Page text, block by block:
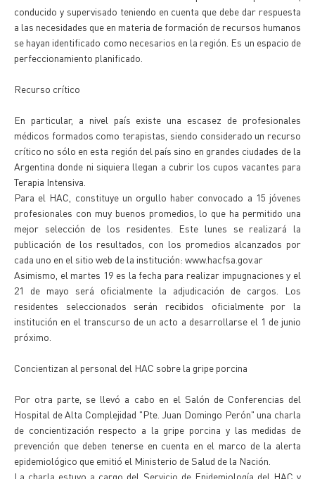
conducido y supervisado teniendo en cuenta que debe dar respuesta
a las necesidades que en materia de formación de recursos humanos
se hayan identificado como necesarios en la región. Es un espacio de
perfeccionamiento planificado.
Recurso crítico
En particular, a nivel país existe una escasez de profesionales
médicos formados como terapistas, siendo considerado un recurso
crítico no sólo en esta región del país sino en grandes ciudades de la
Argentina donde ni siquiera llegan a cubrir los cupos vacantes para
Terapia Intensiva.
Para el HAC, constituye un orgullo haber convocado a 15 jóvenes
profesionales con muy buenos promedios, lo que ha permitido una
mejor selección de los residentes. Este lunes se realizará la
publicación de los resultados, con los promedios alcanzados por
cada uno en el sitio web de la institución: www.hacfsa.gov.ar
Asimismo, el martes 19 es la fecha para realizar impugnaciones y el
21 de mayo será oficialmente la adjudicación de cargos. Los
residentes seleccionados serán recibidos oficialmente por la
institución en el transcurso de un acto a desarrollarse el 1 de junio
próximo.
Concientizan al personal del HAC sobre la gripe porcina
Por otra parte, se llevó a cabo en el Salón de Conferencias del
Hospital de Alta Complejidad "Pte. Juan Domingo Perón" una charla
de concientización respecto a la gripe porcina y las medidas de
prevención que deben tenerse en cuenta en el marco de la alerta
epidemiológico que emitió el Ministerio de Salud de la Nación.
La charla estuvo a cargo del Servicio de Epidemiología del HAC y